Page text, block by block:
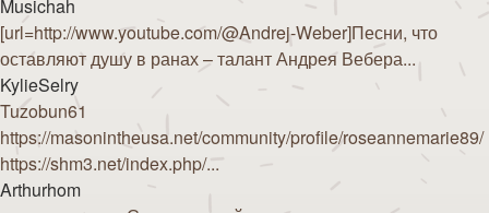
Musichah
[url=http://www.youtube.com/@Andrej-Weber]Песни, что
оставляют душу в ранах – талант Андрея Вебера...
KylieSelry
Tuzobun61
https://masonintheusa.net/community/profile/roseannemarie89/
https://shm3.net/index.php/...
Arthurhom